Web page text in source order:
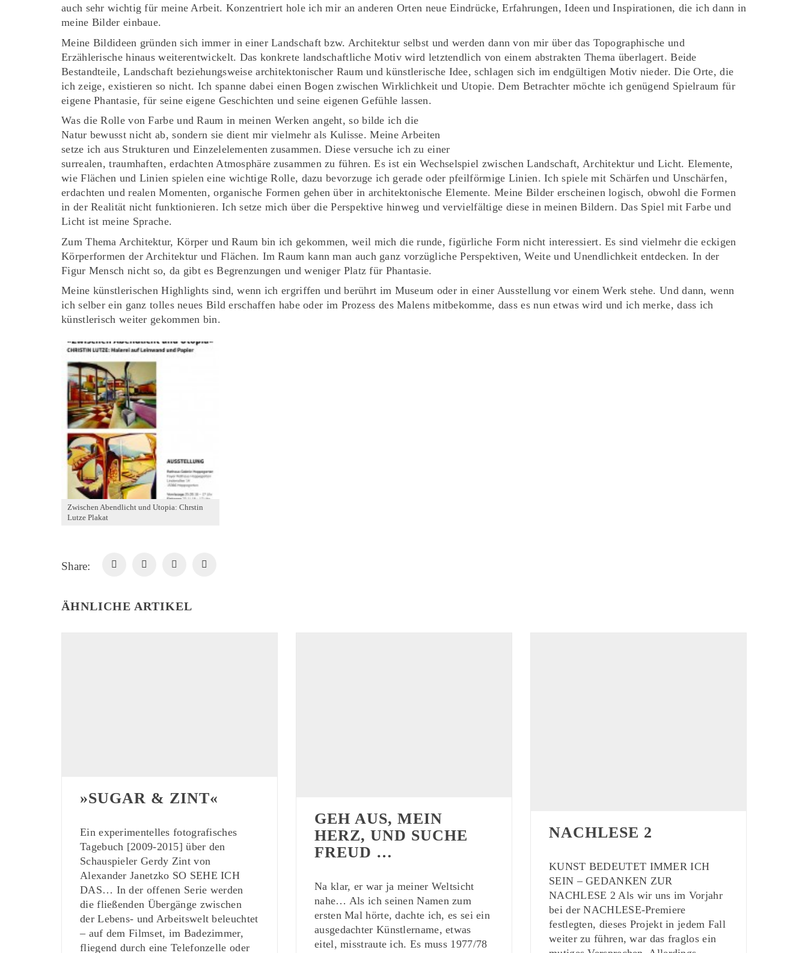
auch sehr wichtig für meine Arbeit. Konzentriert hole ich mir an anderen Orten neue Eindrücke, Erfahrungen, Ideen und Inspirationen, die ich dann in
meine Bilder einbaue.
Meine Bildideen gründen sich immer in einer Landschaft bzw. Architektur selbst und werden dann von mir über das Topographische und
Erzählerische hinaus weiterentwickelt. Das konkrete landschaftliche Motiv wird letztendlich von einem abstrakten Thema überlagert. Beide
Bestandteile, Landschaft beziehungsweise architektonischer Raum und künstlerische Idee, schlagen sich im endgültigen Motiv nieder. Die Orte, die
ich zeige, existieren so nicht. Ich spanne dabei einen Bogen zwischen Wirklichkeit und Utopie. Dem Betrachter möchte ich genügend Spielraum für
eigene Phantasie, für seine eigene Geschichten und seine eigenen Gefühle lassen.
Was die Rolle von Farbe und Raum in meinen Werken angeht, so bilde ich die
Natur bewusst nicht ab, sondern sie dient mir vielmehr als Kulisse. Meine Arbeiten
setze ich aus Strukturen und Einzelelementen zusammen. Diese versuche ich zu einer
surrealen, traumhaften, erdachten Atmosphäre zusammen zu führen. Es ist ein Wechselspiel zwischen Landschaft, Architektur und Licht. Elemente,
wie Flächen und Linien spielen eine wichtige Rolle, dazu bevorzuge ich gerade oder pfeilförmige Linien. Ich spiele mit Schärfen und Unschärfen,
erdachten und realen Momenten, organische Formen gehen über in architektonische Elemente. Meine Bilder erscheinen logisch, obwohl die Formen
in der Realität nicht funktionieren. Ich setze mich über die Perspektive hinweg und vervielfältige diese in meinen Bildern. Das Spiel mit Farbe und
Licht ist meine Sprache.
Zum Thema Architektur, Körper und Raum bin ich gekommen, weil mich die runde, figürliche Form nicht interessiert. Es sind vielmehr die eckigen
Körperformen der Architektur und Flächen. Im Raum kann man auch ganz vorzügliche Perspektiven, Weite und Unendlichkeit entdecken. In der
Figur Mensch nicht so, da gibt es Begrenzungen und weniger Platz für Phantasie.
Meine künstlerischen Highlights sind, wenn ich ergriffen und berührt im Museum oder in einer Ausstellung vor einem Werk stehe. Und dann, wenn
ich selber ein ganz tolles neues Bild erschaffen habe oder im Prozess des Malens mitbekomme, dass es nun etwas wird und ich merke, dass ich
künstlerisch weiter gekommen bin.
Zwischen Abendlicht und Utopia: Chrstin
Lutze Plakat
Share:
ÄHNLICHE ARTIKEL
»SUGAR & ZINT«
Ein experimentelles fotografisches
Tagebuch [2009-2015] über den
Schauspieler Gerdy Zint von
Alexander Janetzko SO SEHE ICH
DAS… In der offenen Serie werden
die fließenden Übergänge zwischen
der Lebens- und Arbeitswelt beleuchtet
– auf dem Filmset, im Badezimmer,
fliegend durch eine Telefonzelle oder
GEH AUS, MEIN
HERZ, UND SUCHE
FREUD …
Na klar, er war ja meiner Weltsicht
nahe… Als ich seinen Namen zum
ersten Mal hörte, dachte ich, es sei ein
ausgedachter Künstlername, etwas
eitel, misstraute ich. Es muss 1977/78
NACHLESE 2
KUNST BEDEUTET IMMER ICH
SEIN – GEDANKEN ZUR
NACHLESE 2 Als wir uns im Vorjahr
bei der NACHLESE-Premiere
festlegten, dieses Projekt in jedem Fall
weiter zu führen, war das fraglos ein